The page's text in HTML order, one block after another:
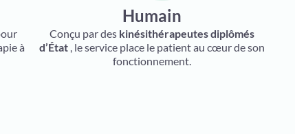
à
Humain
Conçu par des kinésithérapeutes diplômés
d’État, le service place le patient au cœur de son
fonctionnement.